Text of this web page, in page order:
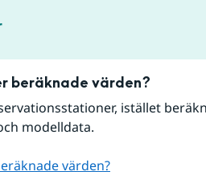
beräknade värden?
istället
modelldata.
värden?